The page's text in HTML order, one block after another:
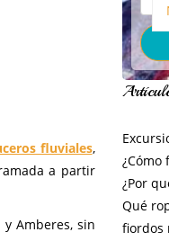
fluviales,
a partir
Amberes, sin
¿Cómo
¿Por
Qué
fiordos